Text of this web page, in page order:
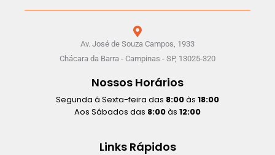
Av. José de Souza Campos, 1933
Chácara da Barra - Campinas - SP, 13025-320
Nossos Horários
Segunda á Sexta-feira das 8:00às 18:00
Aos Sábados das 8:00às 12:00
Links Rápidos